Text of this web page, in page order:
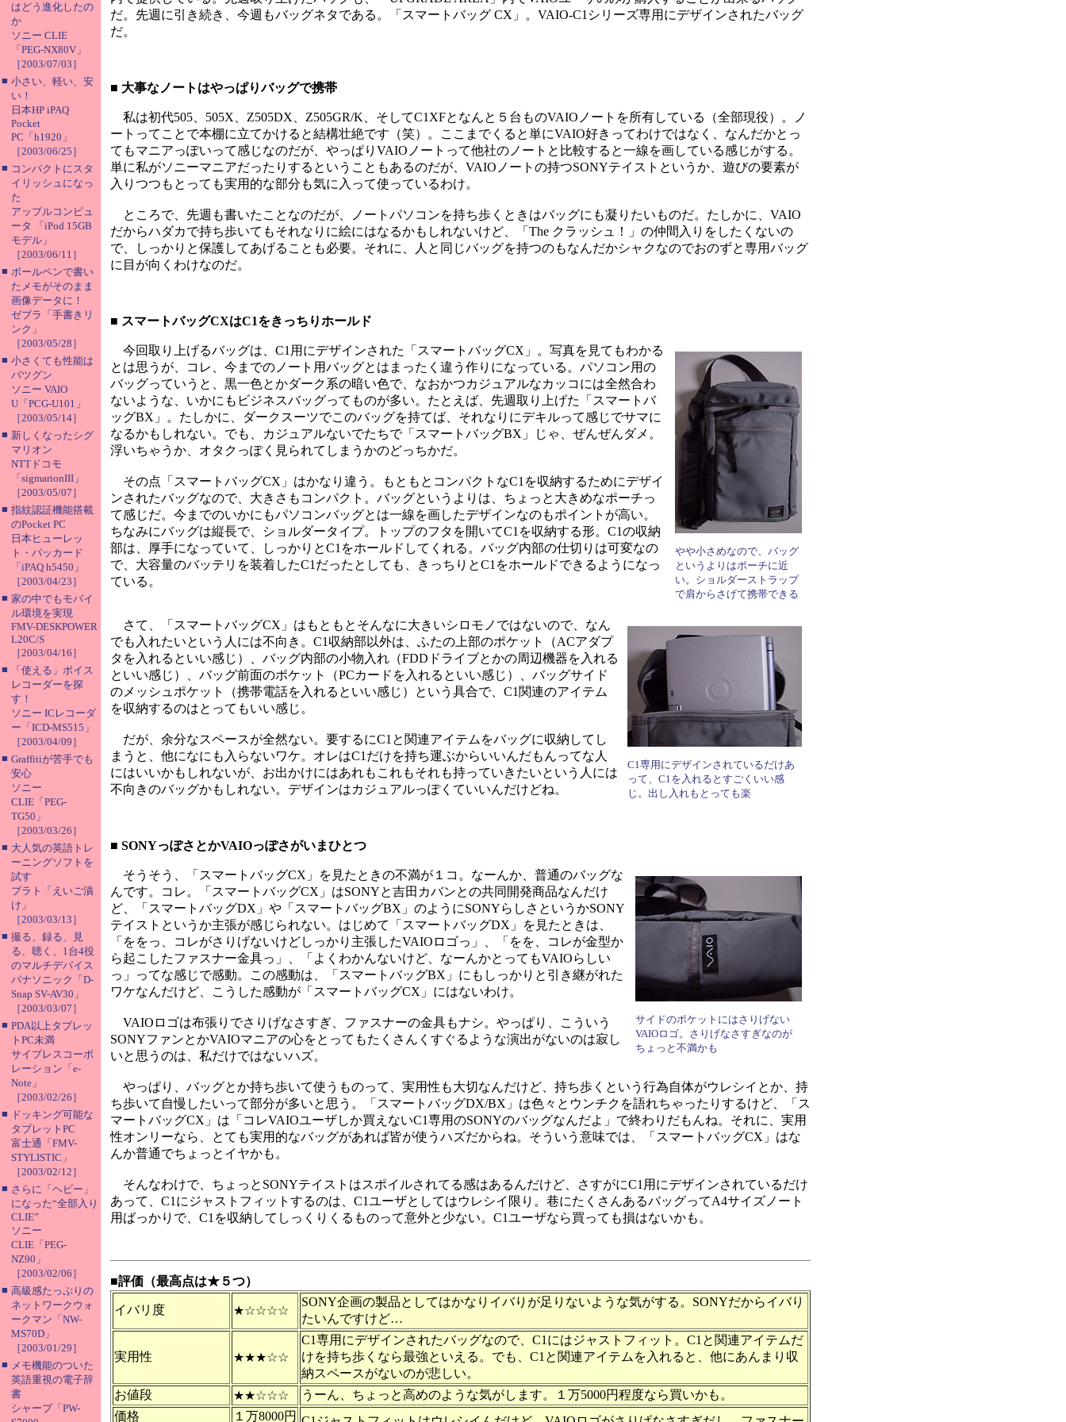
はどう進化したの
か
ソニー CLIE
「PEG-NX80V」
［2003/07/03］
■ 小さい、軽い、安
い！
日本HP iPAQ
Pocket
PC「h1920」
［2003/06/25］
■ コンパクトにスタ
イリッシュになっ
た
アップルコンピュ
ータ 「iPod 15GB
モデル」
［2003/06/11］
■ ボールペンで書い
たメモがそのまま
画像データに！
ゼブラ「手書きリ
ンク」
［2003/05/28］
■ 小さくても性能は
バツグン
ソニー VAIO
U「PCG-U101」
［2003/05/14］
■ 新しくなったシグ
マリオン
NTTドコモ
「sigmarionIII」
［2003/05/07］
■ 指紋認証機能搭載
のPocket PC
日本ヒューレッ
ト・パッカード
「iPAQ h5450」
［2003/04/23］
■ 家の中でもモバイ
ル環境を実現
FMV-DESKPOWER
L20C/S
［2003/04/16］
■
「使える」ボイス
レコーダーを探
す！
ソニー ICレコーダ
ー「ICD-MS515」
［2003/04/09］
■ Graffitiが苦手でも
安心
ソニー
CLIE「PEG-
TG50」
［2003/03/26］
■ 大人気の英語トレ
ーニングソフトを
試す
プラト「えいご漬
け」
［2003/03/13］
■ 撮る、録る、見
る、聴く、1台4役
のマルチデバイス
パナソニック「D-
Snap SV-AV30」
［2003/03/07］
■ PDA以上タブレッ
トPC未満
サイプレスコーポ
レーション「e-
Note」
［2003/02/26］
■ ドッキング可能な
タブレットPC
富士通「FMV-
STYLISTIC」
［2003/02/12］
■ さらに「ヘビー」
になった“全部入り
CLIE”
ソニー
CLIE「PEG-
NZ90」
［2003/02/06］
■ 高級感たっぷりの
ネットワークウォ
ークマン「NW-
MS70D」
［2003/01/29］
■ メモ機能のついた
英語重視の電子辞
書
シャープ「PW-
だ。先週に引き続き、今週もバッグネタである。「スマートバッグ CX」。VAIO-C1シリーズ専用にデザインされたバッグ
だ。
■ 大事なノートはやっぱりバッグで携帯
私は初代505、505X、Z505DX、Z505GR/K、そしてC1XFとなんと５台ものVAIOノートを所有している（全部現役）。ノ
ートってことで本棚に立てかけると結構壮絶です（笑）。ここまでくると単にVAIO好きってわけではなく、なんだかとっ
てもマニアっぽいって感じなのだが、やっぱりVAIOノートって他社のノートと比較すると一線を画している感じがする。
単に私がソニーマニアだったりするということもあるのだが、VAIOノートの持つSONYテイストというか、遊びの要素が
入りつつもとっても実用的な部分も気に入って使っているわけ。
ところで、先週も書いたことなのだが、ノートパソコンを持ち歩くときはバッグにも凝りたいものだ。たしかに、VAIO
だからハダカで持ち歩いてもそれなりに絵にはなるかもしれないけど、「The クラッシュ！」の仲間入りをしたくないの
で、しっかりと保護してあげることも必要。それに、人と同じバッグを持つのもなんだかシャクなのでおのずと専用バッグ
に目が向くわけなのだ。
■ スマートバッグCXはC1をきっちりホールド
やや小さめなので、バッグ
というよりはポーチに近
い。ショルダーストラップ
で肩からさげて携帯できる
今回取り上げるバッグは、C1用にデザインされた「スマートバッグCX」。写真を見てもわかる
とは思うが、コレ、今までのノート用バッグとはまったく違う作りになっている。パソコン用の
バッグっていうと、黒一色とかダーク系の暗い色で、なおかつカジュアルなカッコには全然合わ
ないような、いかにもビジネスバッグってものが多い。たとえば、先週取り上げた「スマートバ
ッグBX」。たしかに、ダークスーツでこのバッグを持てば、それなりにデキルって感じでサマに
なるかもしれない。でも、カジュアルないでたちで「スマートバッグBX」じゃ、ぜんぜんダメ。
浮いちゃうか、オタクっぽく見られてしまうかのどっちかだ。
その点「スマートバッグCX」はかなり違う。もともとコンパクトなC1を収納するためにデザイ
ンされたバッグなので、大きさもコンパクト。バッグというよりは、ちょっと大きめなポーチっ
て感じだ。今までのいかにもパソコンバッグとは一線を画したデザインなのもポイントが高い。
ちなみにバッグは縦長で、ショルダータイプ。トップのフタを開いてC1を収納する形。C1の収納
部は、厚手になっていて、しっかりとC1をホールドしてくれる。バッグ内部の仕切りは可変なの
で、大容量のバッテリを装着したC1だったとしても、きっちりとC1をホールドできるようになっ
ている。
C1専用にデザインされているだけあ
って、C1を入れるとすごくいい感
じ。出し入れもとっても楽
さて、「スマートバッグCX」はもともとそんなに大きいシロモノではないので、なん
でも入れたいという人には不向き。C1収納部以外は、ふたの上部のポケット（ACアダプ
タを入れるといい感じ）、バッグ内部の小物入れ（FDDドライブとかの周辺機器を入れる
といい感じ）、バッグ前面のポケット（PCカードを入れるといい感じ）、バッグサイド
のメッシュポケット（携帯電話を入れるといい感じ）という具合で、C1関連のアイテム
を収納するのはとってもいい感じ。
だが、余分なスペースが全然ない。要するにC1と関連アイテムをバッグに収納してし
まうと、他になにも入らないワケ。オレはC1だけを持ち運ぶからいいんだもんってな人
にはいいかもしれないが、お出かけにはあれもこれもそれも持っていきたいという人には
不向きのバッグかもしれない。デザインはカジュアルっぽくていいんだけどね。
■ SONYっぽさとかVAIOっぽさがいまひとつ
サイドのポケットにはさりげない
VAIOロゴ。さりげなさすぎなのが
ちょっと不満かも
そうそう、「スマートバッグCX」を見たときの不満が１コ。なーんか、普通のバッグな
んです。コレ。「スマートバッグCX」はSONYと吉田カバンとの共同開発商品なんだけ
ど、「スマートバッグDX」や「スマートバッグBX」のようにSONYらしさというかSONY
テイストというか主張が感じられない。はじめて「スマートバッグDX」を見たときは、
「ををっ、コレがさりげないけどしっかり主張したVAIOロゴっ」、「をを、コレが金型か
ら起こしたファスナー金具っ」、「よくわかんないけど、なーんかとってもVAIOらしい
っ」ってな感じで感動。この感動は、「スマートバッグBX」にもしっかりと引き継がれた
ワケなんだけど、こうした感動が「スマートバッグCX」にはないわけ。
VAIOロゴは布張りでさりげなさすぎ、ファスナーの金具もナシ。やっぱり、こういう
SONYファンとかVAIOマニアの心をとってもたくさんくすぐるような演出がないのは寂し
いと思うのは、私だけではないハズ。
やっぱり、バッグとか持ち歩いて使うものって、実用性も大切なんだけど、持ち歩くという行為自体がウレシイとか、持
ち歩いて自慢したいって部分が多いと思う。「スマートバッグDX/BX」は色々とウンチクを語れちゃったりするけど、「ス
マートバッグCX」は「コレVAIOユーザしか買えないC1専用のSONYのバッグなんだよ」で終わりだもんね。それに、実用
性オンリーなら、とても実用的なバッグがあれば皆が使うハズだからね。そういう意味では、「スマートバッグCX」はな
んか普通でちょっとイヤかも。
そんなわけで、ちょっとSONYテイストはスポイルされてる感はあるんだけど、さすがにC1用にデザインされているだけ
あって、C1にジャストフィットするのは、C1ユーザとしてはウレシイ限り。巷にたくさんあるバッグってA4サイズノート
用ばっかりで、C1を収納してしっくりくるものって意外と少ない。C1ユーザなら買っても損はないかも。
■評価（最高点は★５つ）
イバリ度 ★☆☆☆☆
SONY企画の製品としてはかなりイバりが足りないような気がする。SONYだからイバり
たいんですけど…
実用性 ★★★☆☆
C1専用にデザインされたバッグなので、C1にはジャストフィット。C1と関連アイテムだ
けを持ち歩くなら最強といえる。でも、C1と関連アイテムを入れると、他にあんまり収
納スペースがないのが悲しい。
お値段
★★☆☆☆
うーん、ちょっと高めのような気がします。１万5000円程度なら買いかも。
価格
１万8000円